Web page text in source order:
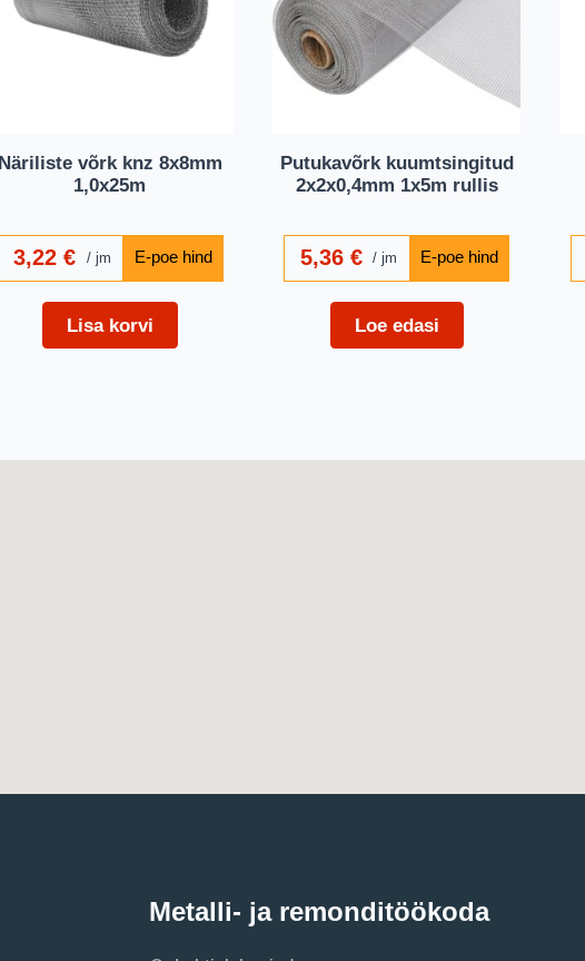
Näriliste võrk knz 8x8mm
1,0x25m
3,22 € jm
Lisa korvi
Putukavõrk kuumtsingitud
2x2x0,4mm 1x5m rullis
5,36 € jm
Loe edasi
Metalli- ja remonditöökoda